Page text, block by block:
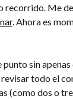
recorrido. Me
. Ahora es
sin
todo el
(como dos o